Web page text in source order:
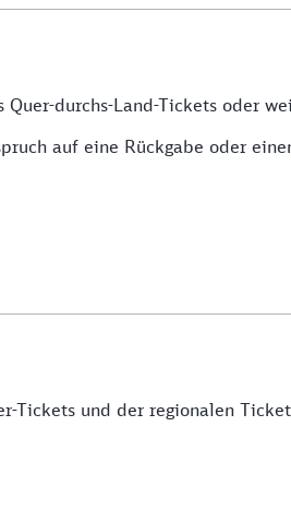
durchs-Land-Tickets oder
auf eine Rückgabe oder
Tickets und der regionalen